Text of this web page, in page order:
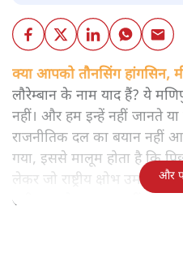
क्या आपको तौनसिंग हांगसिन,
लौरेम्बान के नाम याद हैं? ये
नहीं। और हम इन्हें नहीं जानते
राजनीतिक दल का बयान नहीं
गया, इससे मालूम होता है कि
लेकर जो राष्ट्रीय क्षोभ उमड़
सही नाम से पुकारना नहीं चाहता।
और